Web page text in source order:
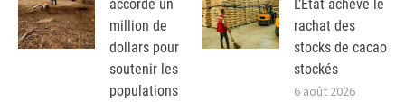
accorde un
million de
dollars pour
soutenir les
populations
L’Etat achève le
rachat des
stocks de cacao
stockés
6 août 2026